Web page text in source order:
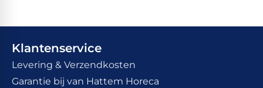
Klantenservice
Levering & Verzendkosten
Garantie bij van Hattem Horeca